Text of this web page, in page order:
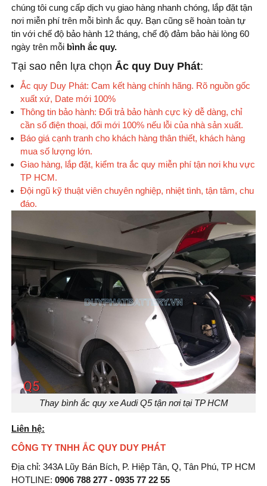
chúng tôi cung cấp dịch vụ giao hàng nhanh chóng, lắp đặt tận
nơi miễn phí trên mỗi bình ắc quy. Bạn cũng sẽ hoàn toàn tự
tin với chế độ bảo hành 12 tháng, chế độ đảm bảo hài lòng 60
ngày trên mỗi bình ắc quy.
Tại sao nên lựa chọn Ắc quy Duy Phát:
Ắc quy Duy Phát: Cam kết hàng chính hãng. Rõ nguồn gốc
xuất xứ, Date mới 100%
Thông tin bảo hành: Đổi trả bảo hành cực kỳ dễ dàng, chỉ
cần số điện thoại, đổi mới 100% nếu lỗi của nhà sản xuất.
Báo giá cạnh tranh cho khách hàng thân thiết, khách hàng
mua số lượng lớn.
Giao hàng, lắp đặt, kiểm tra ắc quy miễn phí tận nơi khu vực
TP HCM.
Đội ngũ kỹ thuật viên chuyên nghiệp, nhiệt tình, tận tâm, chu
đáo.
Thay bình ắc quy xe Audi Q5 tận nơi tại TP HCM
Liên hệ:
CÔNG TY TNHH ẮC QUY DUY PHÁT
Địa chỉ: 343A Lũy Bán Bích, P. Hiệp Tân, Q, Tân Phú, TP HCM
HOTLINE: 0906 788 277 - 0935 77 22 55